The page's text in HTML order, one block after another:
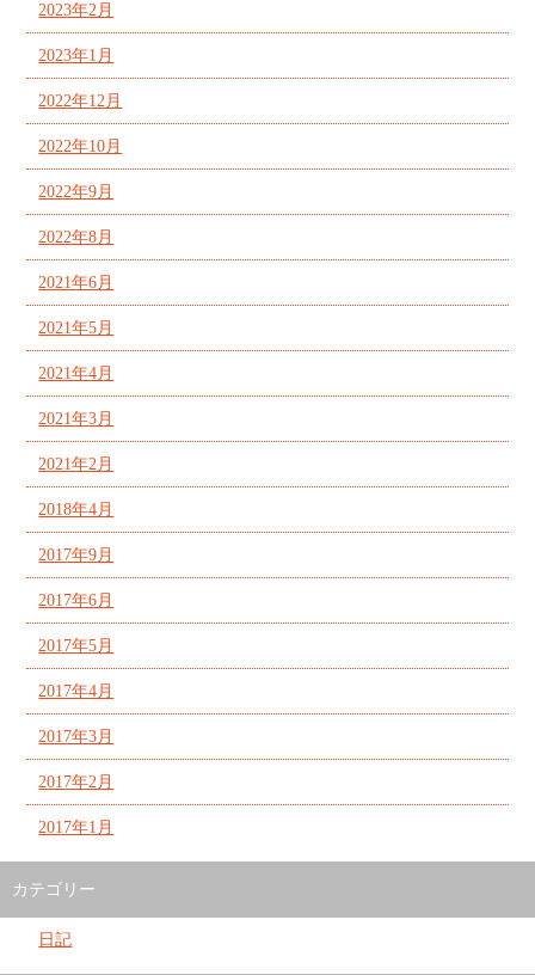
2023年2月
2023年1月
2022年12月
2022年10月
2022年9月
2022年8月
2021年6月
2021年5月
2021年4月
2021年3月
2021年2月
2018年4月
2017年9月
2017年6月
2017年5月
2017年4月
2017年3月
2017年2月
2017年1月
カテゴリー
日記